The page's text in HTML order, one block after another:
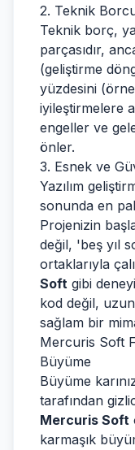
2. Teknik
Teknik borç,
parçasıdır,
(geliştirme
yüzdesini
iyileştirmelere
engeller ve
önler.
3. Esnek ve
Yazılım
sonunda en
Projenizin
değil, 'beş yıl
ortaklarıyla
Soft gibi
kod değil,
sağlam bir
Mercuris Soft
Büyüme
Büyüme
tarafından
Mercuris Soft
karmaşık